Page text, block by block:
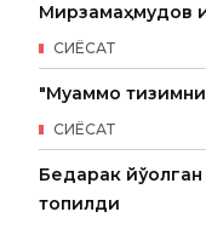
Мирзамаҳмудов
СИËСАТ
"Муаммо
СИËСАТ
Бедарак
топилди